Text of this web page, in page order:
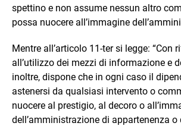
spettino e non assume nessun altro
possa nuocere all’immagine
Mentre all’articolo 11-ter si legge: “Con
all’utilizzo dei mezzi di informazione e
inoltre, dispone che in ogni caso il
astenersi da qualsiasi intervento o
nuocere al prestigio, al decoro o
dell’amministrazione di appartenenza o